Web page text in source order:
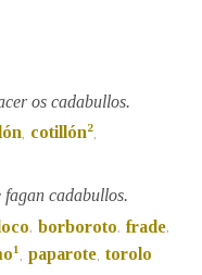
os cadabullos.
, cotillón2,
fagan cadabullos.
, borboroto, frade,
1, paparote, torolo